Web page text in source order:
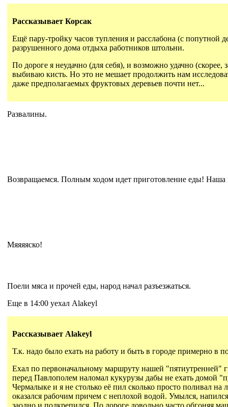
Рассказывает Корсак
Ещё пару-тройку часов тупления и расслабона (с попутной
разрушенного дома отдыха работников штольни.
По дороге я неудачно (для себя), и возможно удачно
выбиваю кисть. Но это не мешает продолжить нам
даже предполагаемых фруктовых деревьев почти нет...
Развалины.
Возвращаемся. Полным ходом идет приготовление еды! Наша
Мяяяяско!
Поели мяса и прочей еды, народ начал разъезжаться.
Еще в 14:00 уехал Alakeyl
Рассказывает Alakeyl
Т.к. надо было ехать на работу и быть в городе примерно в
Ехал по первоначальному маршруту нашей "пятиутренней"
перед Павлополем наломал кукурузы дабы не ехать домой
Чермалыке и я не столько её пил сколько просто поливал
оказался рабочим причем с неплохой водой. Умылся,
заодно и подкрепился. По дороге довольно часто обгоняя